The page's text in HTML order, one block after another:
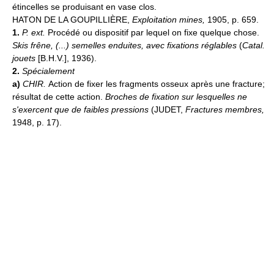
étincelles se produisant en vase clos.
HATON DE LA GOUPILLIÈRE, Exploitation mines, 1905, p. 659.
1. P. ext. Procédé ou dispositif par lequel on fixe quelque chose.
Skis frêne, (...) semelles enduites, avec fixations réglables (Catal.
jouets [B.H.V.], 1936).
2. Spécialement
a) CHIR. Action de fixer les fragments osseux après une fracture;
résultat de cette action. Broches de fixation sur lesquelles ne
s'exercent que de faibles pressions (JUDET, Fractures membres,
1948, p. 17).